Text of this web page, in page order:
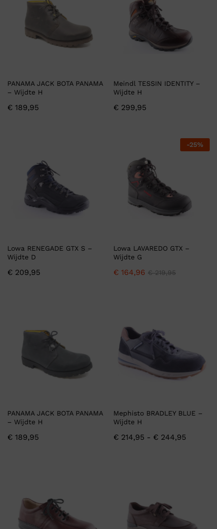
PANAMA JACK BOTA PANAMA
– Wijdte H
€ 189,95
Meindl TESSIN IDENTITY –
Wijdte H
€ 299,95
Lowa RENEGADE GTX S –
Wijdte D
€ 209,95
-25%
Lowa LAVAREDO GTX –
Wijdte G
€ 164,96 €219,95
PANAMA JACK BOTA PANAMA
– Wijdte H
€ 189,95
Mephisto BRADLEY BLUE –
Wijdte H
€ 214,95 - € 244,95